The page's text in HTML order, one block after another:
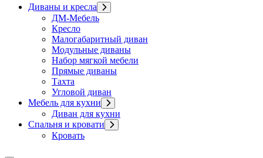
Диваны и кресла
ДМ-Мебель
Кресло
Малогабаритный диван
Модульные диваны
Набор мягкой мебели
Прямые диваны
Тахта
Угловой диван
Мебель для кухни
Диван для кухни
Спальня и кровати
Кровать